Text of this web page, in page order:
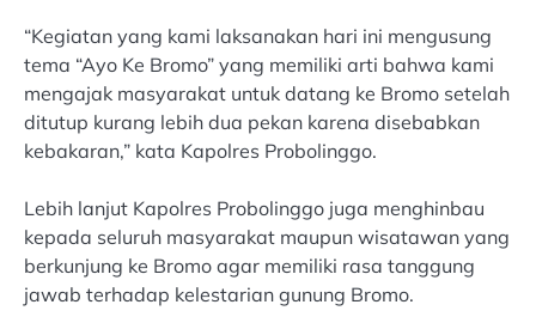
“Kegiatan yang kami laksanakan hari ini mengusung
tema “Ayo Ke Bromo” yang memiliki arti bahwa kami
mengajak masyarakat untuk datang ke Bromo setelah
ditutup kurang lebih dua pekan karena disebabkan
kebakaran,” kata Kapolres Probolinggo.
Lebih lanjut Kapolres Probolinggo juga menghinbau
kepada seluruh masyarakat maupun wisatawan yang
berkunjung ke Bromo agar memiliki rasa tanggung
jawab terhadap kelestarian gunung Bromo.